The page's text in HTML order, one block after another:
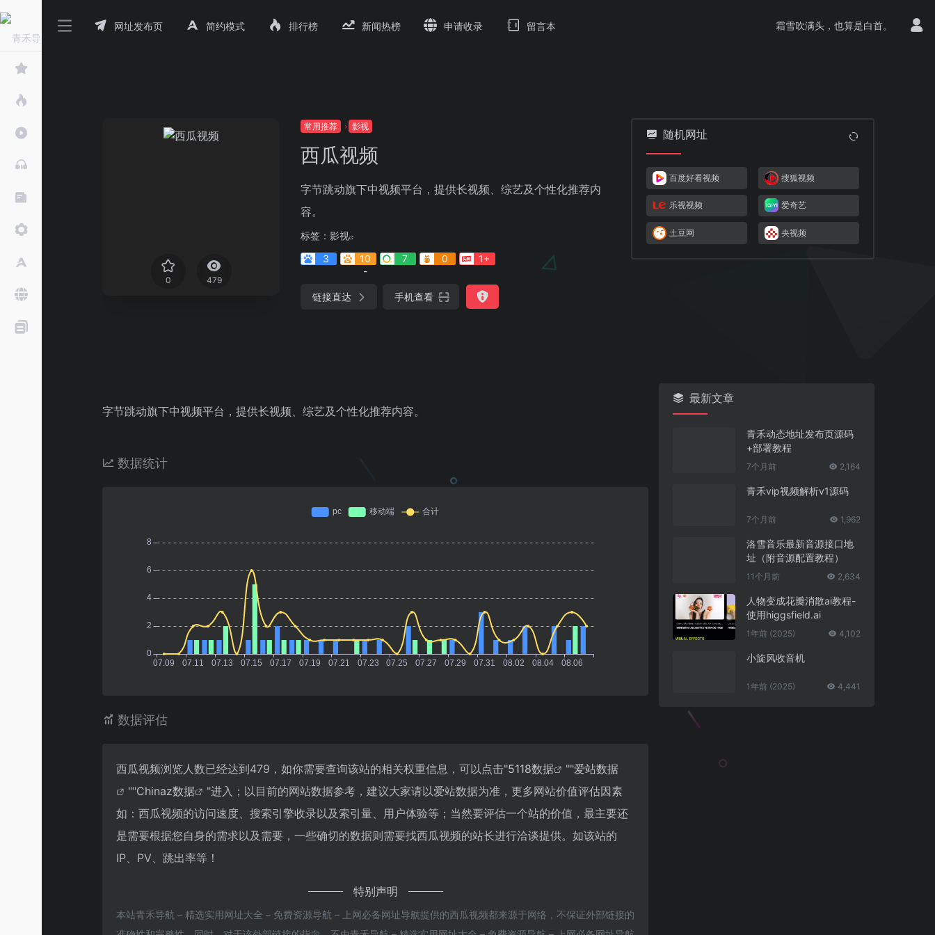
网址发布页 简约模式 排行榜 新闻热榜 申请收录 留言本 霜雪吹满头，也算是白首。
0 479
常用推荐 影视
西瓜视频
字节跳动旗下中视频平台，提供长视频、综艺及个性化推荐内
容。
标签： 影视
3
10
-
7 0 1+
链接直达 手机查看
随机网址
百度好看视频 搜狐视频
乐视视频 爱奇艺
土豆网 央视频
字节跳动旗下中视频平台，提供长视频、综艺及个性化推荐内容。
数据统计
数据评估
西瓜视频浏览人数已经达到479，如你需要查询该站的相关权重信息，可以点击"5118数据 ""爱站数据
""Chinaz数据
"进入；以目前的网站数据参考，建议大家请以爱站数据为准，更多网站价值评估因素
如：西瓜视频的访问速度、搜索引擎收录以及索引量、用户体验等；当然要评估一个站的价值，最主要还
是需要根据您自身的需求以及需要，一些确切的数据则需要找西瓜视频的站长进行洽谈提供。如该站的
IP、PV、跳出率等！
特别声明
本站青禾导航 – 精选实用网址大全 – 免费资源导航 – 上网必备网址导航提供的西瓜视频都来源于网络，不保证外部链接的
最新文章
青禾动态地址发布页源码
+部署教程
7个月前 2,164
青禾vip视频解析v1源码
7个月前 1,962
洛雪音乐最新音源接口地
址（附音源配置教程）
11个月前 2,634
人物变成花瓣消散ai教程-
使用higgsfield.ai
1年前 (2025) 4,102
小旋风收音机
1年前 (2025) 4,441